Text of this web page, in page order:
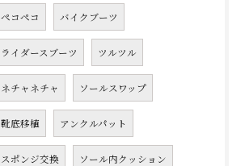
ペコペコ バイクブーツ
ライダースブーツ ツルツル
ネチャネチャ ソールスワップ
靴底移植 アンクルパット
スポンジ交換 ソール内クッション